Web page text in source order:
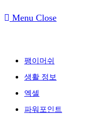
Menu Close
팽이머쉬
생활 정보
엑셀
파워포인트